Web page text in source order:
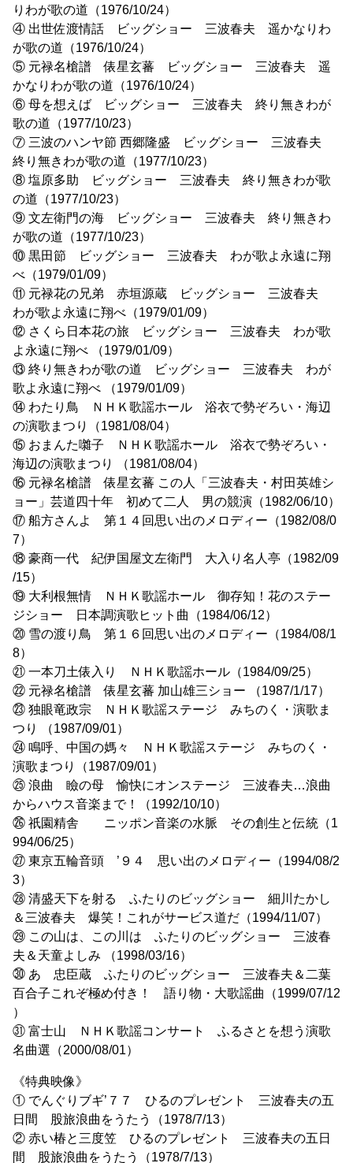
りわが歌の道（1976/10/24）
④ 出世佐渡情話 ビッグショー 三波春夫 遥かなりわ
が歌の道（1976/10/24）
⑤ 元禄名槍譜 俵星玄蕃 ビッグショー 三波春夫 遥
かなりわが歌の道（1976/10/24）
⑥ 母を想えば ビッグショー 三波春夫 終り無きわが
歌の道（1977/10/23）
⑦ 三波のハンヤ節 西郷隆盛 ビッグショー 三波春夫
終り無きわが歌の道（1977/10/23）
⑧ 塩原多助 ビッグショー 三波春夫 終り無きわが歌
の道（1977/10/23）
⑨ 文左衛門の海 ビッグショー 三波春夫 終り無きわ
が歌の道（1977/10/23）
⑩ 黒田節 ビッグショー 三波春夫 わが歌よ永遠に翔
べ（1979/01/09）
⑪ 元禄花の兄弟 赤垣源蔵 ビッグショー 三波春夫
わが歌よ永遠に翔べ（1979/01/09）
⑫ さくら日本花の旅 ビッグショー 三波春夫 わが歌
よ永遠に翔べ （1979/01/09）
⑬ 終り無きわが歌の道 ビッグショー 三波春夫 わが
歌よ永遠に翔べ （1979/01/09）
⑭ わたり鳥 ＮＨＫ歌謡ホール 浴衣で勢ぞろい・海辺
の演歌まつり（1981/08/04）
⑮ おまんた囃子 ＮＨＫ歌謡ホール 浴衣で勢ぞろい・
海辺の演歌まつり （1981/08/04）
⑯ 元禄名槍譜 俵星玄蕃 この人「三波春夫・村田英雄シ
ョー」芸道四十年 初めて二人 男の競演（1982/06/10）
⑰ 船方さんよ 第１４回思い出のメロディー（1982/08/0
7）
⑱ 豪商一代 紀伊国屋文左衛門 大入り名人亭（1982/09
/15）
⑲ 大利根無情 ＮＨＫ歌謡ホール 御存知！花のステー
ジショー 日本調演歌ヒット曲（1984/06/12）
⑳ 雪の渡り鳥 第１６回思い出のメロディー（1984/08/1
8）
㉑ 一本刀土俵入り ＮＨＫ歌謡ホール（1984/09/25）
㉒ 元禄名槍譜 俵星玄蕃 加山雄三ショー （1987/1/17）
㉓ 独眼竜政宗 ＮＨＫ歌謡ステージ みちのく・演歌ま
つり （1987/09/01）
㉔ 鳴呼、中国の媽々 ＮＨＫ歌謡ステージ みちのく・
演歌まつり（1987/09/01）
㉕ 浪曲 瞼の母 愉快にオンステージ 三波春夫…浪曲
からハウス音楽まで！（1992/10/10）
㉖ 祇園精舎 ニッポン音楽の水脈 その創生と伝統（1
994/06/25）
㉗ 東京五輪音頭 ’９４ 思い出のメロディー（1994/08/2
3）
㉘ 清盛天下を射る ふたりのビッグショー 細川たかし
＆三波春夫 爆笑！これがサービス道だ（1994/11/07）
㉙ この山は、この川は ふたりのビッグショー 三波春
夫＆天童よしみ （1998/03/16）
㉚ あゝ忠臣蔵 ふたりのビッグショー 三波春夫＆二葉
百合子これぞ極め付き！ 語り物・大歌謡曲（1999/07/12
）
㉛ 富士山 ＮＨＫ歌謡コンサート ふるさとを想う演歌
名曲選（2000/08/01）
《特典映像》
① でんぐりブギ’７７ ひるのプレゼント 三波春夫の五
日間 股旅浪曲をうたう（1978/7/13）
② 赤い椿と三度笠 ひるのプレゼント 三波春夫の五日
間 股旅浪曲をうたう（1978/7/13）